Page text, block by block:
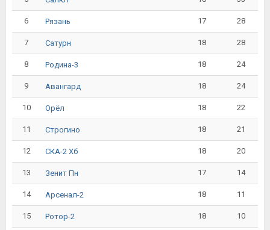
6 Рязань 17 28
7 Сатурн 18 28
8 Родина-3 18 24
9 Авангард 18 24
10 Орёл 18 22
11 Строгино 18 21
12 СКА-2 Хб 18 20
13 Зенит Пн 17 14
14 Арсенал-2 18 11
15 Ротор-2 18 10